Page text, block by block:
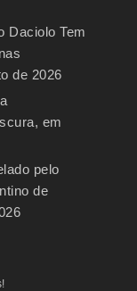
Daciolo Tem
de 2026
em
pelo
de